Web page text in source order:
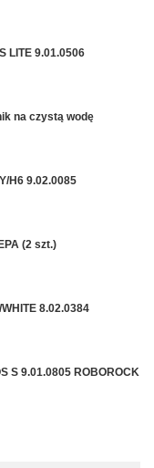
LITE 9.01.0506
na czystą wodę
H6 9.02.0085
(2 szt.)
8.02.0384
S 9.01.0805 ROBOROCK